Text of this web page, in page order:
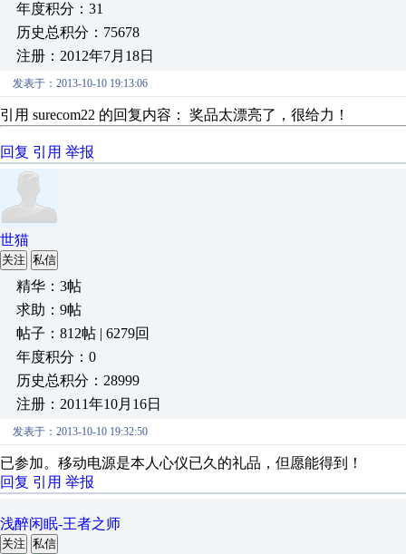
年度积分：31
历史总积分：75678
注册：2012年7月18日
发表于：2013-10-10 19:13:06
引用 surecom22 的回复内容： 奖品太漂亮了，很给力！
回复 引用 举报
世猫
关注 私信
精华：3帖
求助：9帖
帖子：812帖 | 6279回
年度积分：0
历史总积分：28999
注册：2011年10月16日
发表于：2013-10-10 19:32:50
已参加。移动电源是本人心仪已久的礼品，但愿能得到！
回复 引用 举报
浅醉闲眠-王者之师
关注 私信